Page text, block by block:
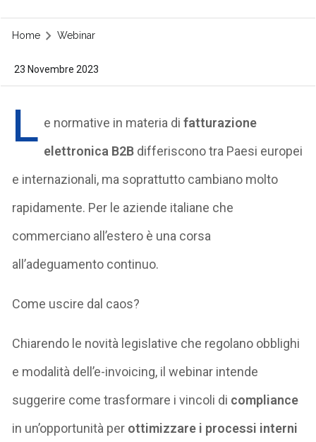
Home Webinar
23 Novembre 2023
L e normative in materia difatturazione
elettronica B2B differiscono tra Paesi europei
e internazionali, ma soprattutto cambiano molto
rapidamente. Per le aziende italiane che
commerciano all’estero è una corsa
all’adeguamento continuo.
Come uscire dal caos?
Chiarendo le novità legislative che regolano obblighi
e modalità dell’e-invoicing, il webinar intende
suggerire come trasformare i vincoli di compliance
in un’opportunità per ottimizzare i processi interni